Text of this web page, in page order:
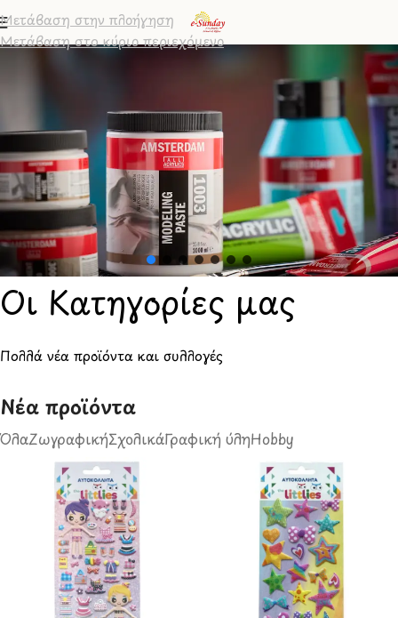
Μετάβαση στην πλοήγηση
Μετάβαση στο κύριο περιεχόμενο
Οι Κατηγορίες μας
Πολλά νέα προϊόντα και συλλογές
Νέα προϊόντα​
ΌλαΖωγραφικήΣχολικάΓραφική ύληHobby